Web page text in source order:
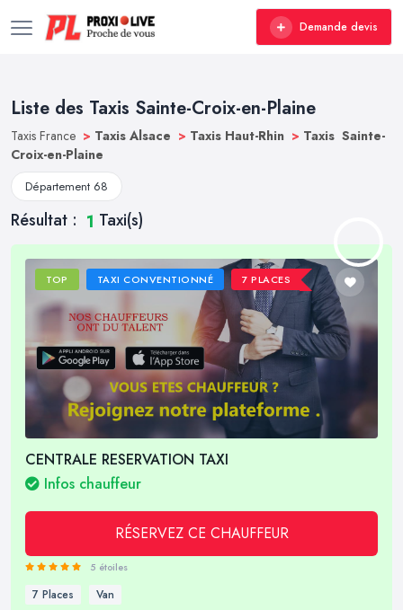
Demande devis
Liste des Taxis Sainte-Croix-en-Plaine
Taxis France > Taxis Alsace > Taxis Haut-Rhin > Taxis Sainte-
Croix-en-Plaine
Département 68
Résultat : 1 Taxi(s)
TOP TAXI CONVENTIONNÉ 7 PLACES
CENTRALE RESERVATION TAXI
Infos chauffeur
RÉSERVEZ CE CHAUFFEUR
5 étoiles
7 Places Van